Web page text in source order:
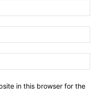
in this browser for the